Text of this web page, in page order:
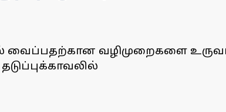
வைப்பதற்கான வழிமுறைகளை